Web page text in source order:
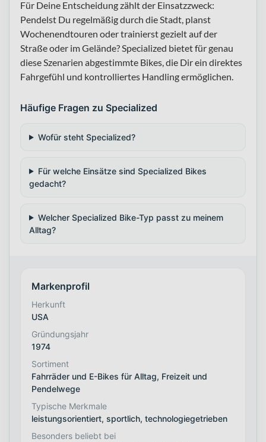
Für Deine Entscheidung zählt der Einsatzzweck:
Pendelst Du regelmäßig durch die Stadt, planst
Wochenendtouren oder trainierst gezielt auf der
Straße oder im Gelände? Specialized bietet für genau
diese Szenarien abgestimmte Bikes, die Dir ein direktes
Fahrgefühl und kontrolliertes Handling ermöglichen.
Häufige Fragen zu Specialized
Wofür steht Specialized?
Für welche Einsätze sind Specialized Bikes
gedacht?
Welcher Specialized Bike-Typ passt zu meinem
Alltag?
Markenprofil
Herkunft
USA
Gründungsjahr
1974
Sortiment
Fahrräder und E-Bikes für Alltag, Freizeit und
Pendelwege
Typische Merkmale
leistungsorientiert, sportlich, technologiegetrieben
Besonders beliebt bei